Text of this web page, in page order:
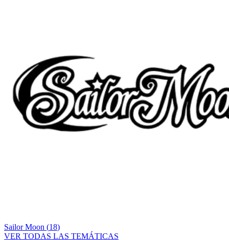
Sailor Moon (18)
VER TODAS LAS TEMÁTICAS